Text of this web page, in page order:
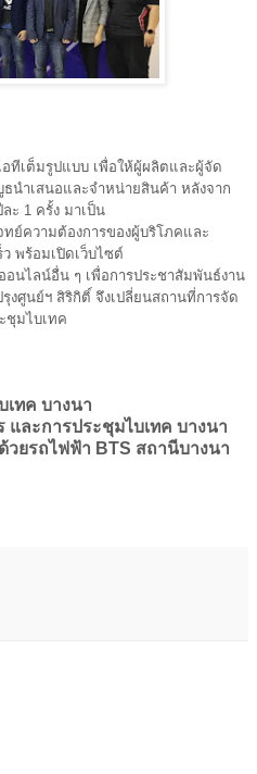
ทีเต็มรูปแบบ เพื่อให้ผู้ผลิตและผู้จัด
นำเสนอและจำหน่ายสินค้า หลังจาก
ะ 1 ครั้ง มาเป็น
ย์ความต้องการของผู้บริโภคและ
พร้อมเปิดเว็บไซต์
อนไลน์อื่น ๆ เพื่อการประชาสัมพันธ์งาน
งศูนย์ฯ สิริกิติ์ จึงเปลี่ยนสถานที่การจัด
ชุมไบเทค
เทค บางนา
ละการประชุมไบเทค บางนา
วยรถไฟฟ้า BTS สถานีบางนา